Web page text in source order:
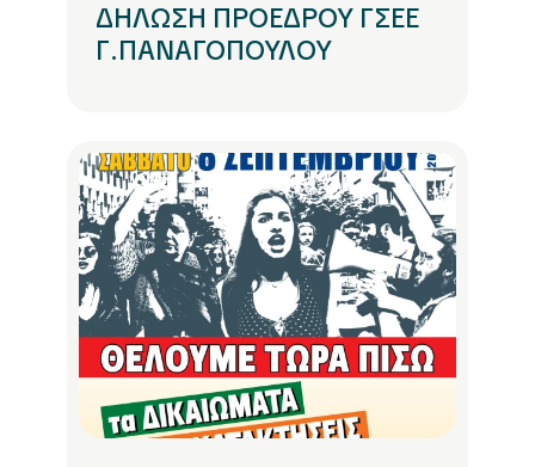
ΔΗΛΩΣΗ ΠΡΟΕΔΡΟΥ ΓΣΕΕ
Γ.ΠΑΝΑΓΟΠΟΥΛΟΥ